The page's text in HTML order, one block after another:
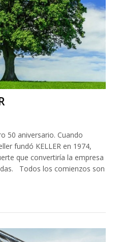
50 aniversario. Cuando
fundó KELLER en 1974,
que convertiría la empresa
Todos los comienzos son